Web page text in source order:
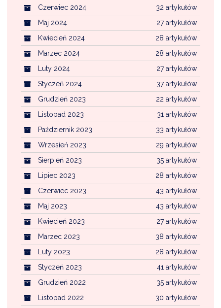
32 artykułów
Czerwiec 2024
27 artykułów
Maj 2024
28 artykułów
Kwiecień 2024
28 artykułów
Marzec 2024
27 artykułów
Luty 2024
37 artykułów
Styczeń 2024
22 artykułów
Grudzień 2023
31 artykułów
Listopad 2023
33 artykułów
Październik 2023
29 artykułów
Wrzesień 2023
35 artykułów
Sierpień 2023
28 artykułów
Lipiec 2023
43 artykułów
Czerwiec 2023
43 artykułów
Maj 2023
27 artykułów
Kwiecień 2023
38 artykułów
Marzec 2023
28 artykułów
Luty 2023
41 artykułów
Styczeń 2023
35 artykułów
Grudzień 2022
30 artykułów
Listopad 2022